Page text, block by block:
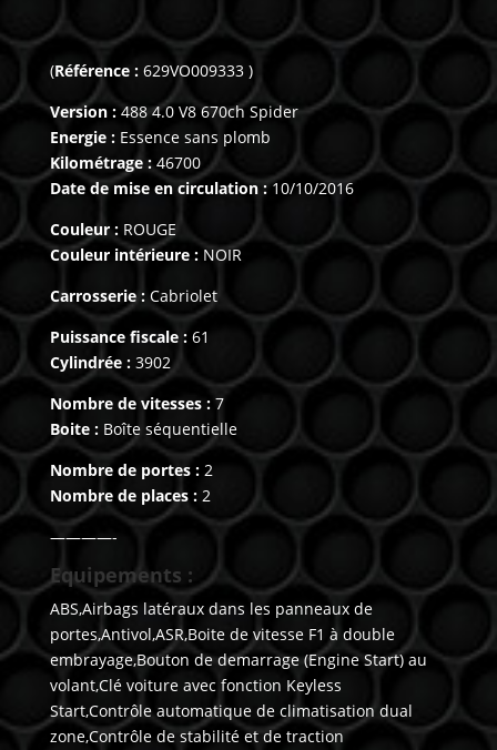
(Référence : 629VO009333 )
Version :488 4.0 V8 670ch Spider
Energie :Essence sans plomb
Kilométrage :46700
Date de mise en circulation :10/10/2016
Couleur :ROUGE
Couleur intérieure : NOIR
Carrosserie :Cabriolet
Puissance fiscale :61
Cylindrée :3902
Nombre de vitesses :7
Boite :Boîte séquentielle
Nombre de portes : 2
Nombre de places :2
————-
Equipements :
ABS,Airbags latéraux dans les panneaux de
portes,Antivol,ASR,Boite de vitesse F1 à double
embrayage,Bouton de demarrage (Engine Start) au
volant,Clé voiture avec fonction Keyless
Start,Contrôle automatique de climatisation dual
zone,Contrôle de stabilité et de traction